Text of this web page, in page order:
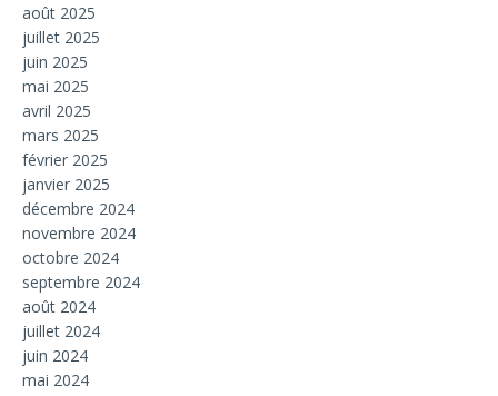
août 2025
juillet 2025
juin 2025
mai 2025
avril 2025
mars 2025
février 2025
janvier 2025
décembre 2024
novembre 2024
octobre 2024
septembre 2024
août 2024
juillet 2024
juin 2024
mai 2024